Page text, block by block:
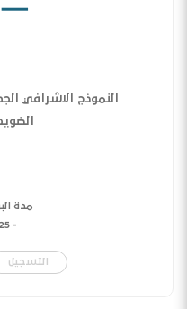
النموذج الاشرافي
مدة
-
التسجيل